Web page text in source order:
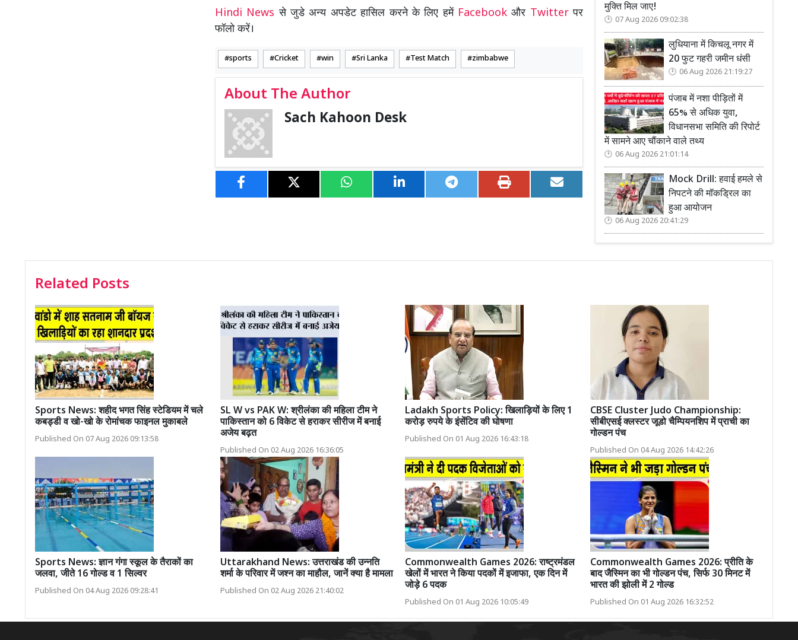
Hindi Newsसे जुडे अन्य अपडेट हासिल करने के लिए हमें Facebookऔर Twitterपर
फॉलो करें।
sports Cricket win Sri Lanka Test Match zimbabwe
About The Author
Sach Kahoon Desk
मुक्ति मिल जाए!
07 Aug 2026 09:02:38
लुधियाना में किचलू नगर में
20 फुट गहरी जमीन धंसी
06 Aug 2026 21:19:27
पंजाब में नशा पीड़ितों में
65% से अधिक युवा,
विधानसभा समिति की रिपोर्ट
में सामने आए चौंकाने वाले तथ्य
06 Aug 2026 21:01:14
Mock Drill: हवाई हमले से
निपटने की मॉकड्रिल का
हुआ आयोजन
06 Aug 2026 20:41:29
Related Posts
Sports News: शहीद भगत सिंह स्टेडियम में चले
कबड्डी व खो-खो के रोमांचक फाइनल मुकाबले
Published On 07 Aug 2026 09:13:58
SL W vs PAK W: श्रीलंका की महिला टीम ने
पाकिस्तान को 6 विकेट से हराकर सीरीज में बनाई
अजेय बढ़त
Published On 02 Aug 2026 16:36:05
Ladakh Sports Policy: खिलाड़ियों के लिए 1
करोड़ रुपये के इंसेंटिव की घोषणा
Published On 01 Aug 2026 16:43:18
CBSE Cluster Judo Championship:
सीबीएसई क्लस्टर जूडो चैम्पियनशिप में प्राची का
गोल्डन पंच
Published On 04 Aug 2026 14:42:26
Sports News: ज्ञान गंगा स्कूल के तैराकों का
जलवा, जीते 16 गोल्ड व 1 सिल्वर
Published On 04 Aug 2026 09:28:41
Uttarakhand News: उत्तराखंड की उन्नति
शर्मा के परिवार में जश्न का माहौल, जानें क्या है मामला
Published On 02 Aug 2026 21:40:02
Commonwealth Games 2026: राष्ट्रमंडल
खेलों में भारत ने किया पदकों में इजाफा, एक दिन में
जोड़े 6 पदक
Published On 01 Aug 2026 10:05:49
Commonwealth Games 2026: प्रीति के
बाद जैस्मिन का भी गोल्डन पंच, सिर्फ 30 मिनट में
भारत की झोली में 2 गोल्ड
Published On 01 Aug 2026 16:32:52